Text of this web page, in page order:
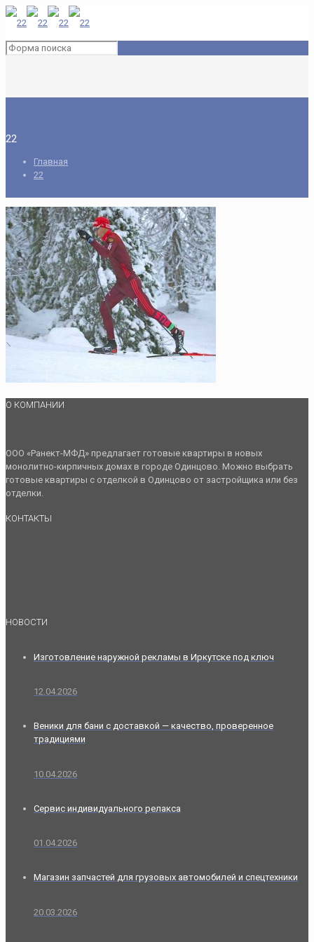
22
Главная
22
О КОМПАНИИ
ООО «Ранект-МФД» предлагает готовые квартиры в новых
монолитно-кирпичных домах в городе Одинцово. Можно выбрать
готовые квартиры с отделкой в Одинцово от застройщика или без
отделки.
КОНТАКТЫ
НОВОСТИ
Изготовление наружной рекламы в Иркутске под ключ
12.04.2026
Веники для бани с доставкой — качество, проверенное
традициями
10.04.2026
Сервис индивидуального релакса
01.04.2026
Магазин запчастей для грузовых автомобилей и спецтехники
20.03.2026